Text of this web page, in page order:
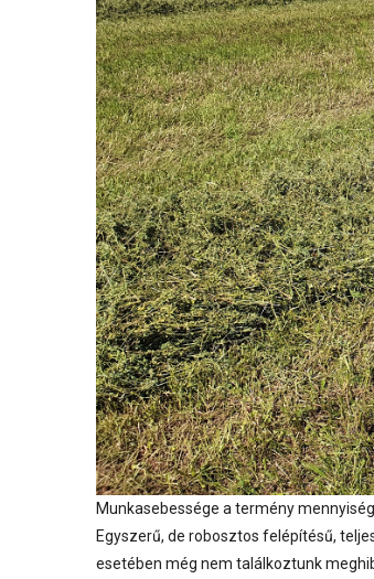
Munkasebessége a termény
Egyszerű, de robosztos felépítésű,
esetében még nem találkoztunk